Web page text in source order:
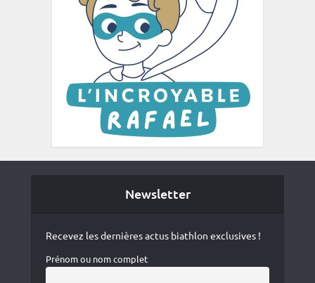
Newsletter
Recevez les dernières actus biathlon exclusives !
Prénom ou nom complet